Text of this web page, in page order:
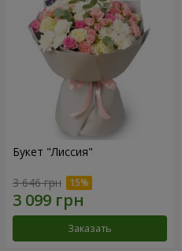
Букет "Лиссия"
3 646 грн
Заказать